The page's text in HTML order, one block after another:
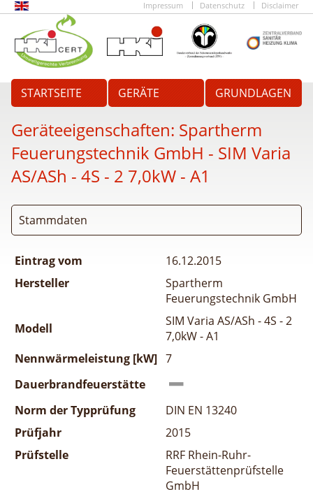
Impressum Datenschutz Disclaimer
STARTSEITE GERÄTE GRUNDLAGEN
Geräteeigenschaften: Spartherm
Feuerungstechnik GmbH - SIM Varia
AS/ASh - 4S - 2 7,0kW - A1
Stammdaten
Eintrag vom
16.12.2015
Hersteller
Spartherm
Feuerungstechnik GmbH
Modell
SIM Varia AS/ASh - 4S - 2
7,0kW - A1
Nennwärmeleistung [kW] 7
Dauerbrandfeuerstätte
Norm der Typprüfung
DIN EN 13240
Prüfjahr
2015
Prüfstelle
RRF Rhein-Ruhr-
Feuerstättenprüfstelle
GmbH